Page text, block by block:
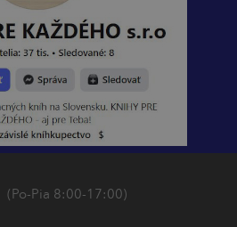
(Po-Pia 8:00-17:00)